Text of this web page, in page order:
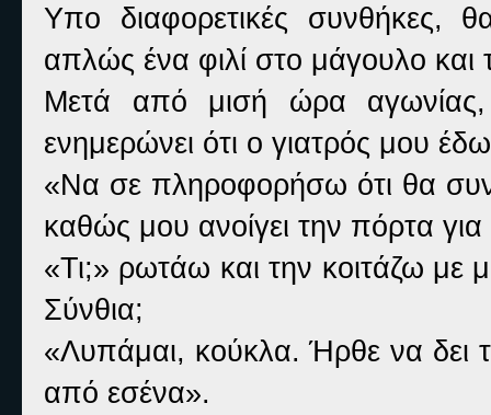
Υπο διαφορετικές
απλώς ένα φιλί στο μάγουλο και
Μετά από μισή ώρα
ενημερώνει ότι ο γιατρός μου
«Να σε πληροφορήσω ότι θα
καθώς μου ανοίγει την πόρτα
«Τι;» ρωτάω και την κοιτάζω με
Σύνθια;
«Λυπάμαι, κούκλα. Ήρθε να δει
από εσένα».